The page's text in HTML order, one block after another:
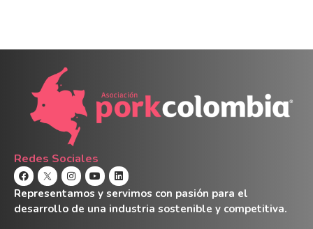
Redes Sociales
Representamos y servimos con pasión para el
desarrollo de una industria sostenible y competitiva.